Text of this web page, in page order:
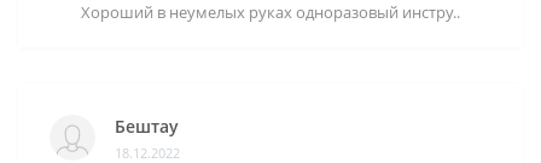
Хороший в неумелых руках одноразовый инстру..
Бештау
18.12.2022